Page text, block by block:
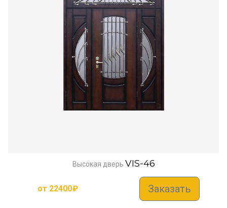
Высокая дверь VIS-46
от 22400₽ Заказать